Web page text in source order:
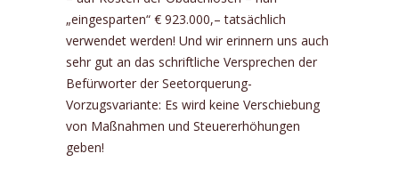
„eingesparten“ € 923.000,– tatsächlich
verwendet werden! Und wir erinnern uns auch
sehr gut an das schriftliche Versprechen der
Befürworter der Seetorquerung-
Vorzugsvariante: Es wird keine Verschiebung
von Maßnahmen und Steuererhöhungen
geben!